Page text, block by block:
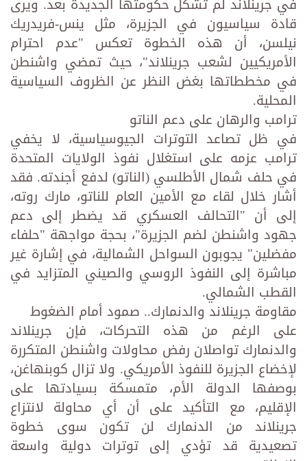
قادة سياسيون في الجزيرة، مثل ينس-فريدريك
نيلسن، أن هذه الخطوة تعكس "عدم احترام
الأمريكيين لشعب جرينلاند"، حيث تمضي واشنطن
في مخططاتها بغض النظر عن الظروف السياسية
المحلية.
ترامب والرهان على دعم الناتو
في ظل تصاعد التوترات الجيوسياسية، لا يخفي
ترامب عزمه على استغلال نفوذ الولايات المتحدة
في حلف شمال الأطلسي (الناتو) لدفع أجندته. فقد
أشار خلال لقاء مع الأمين العام للناتو، مارك روته،
إلى أن "التحالف العسكري قد يضطر إلى دعم
جهود واشنطن لضم الجزيرة"، بحجة مواجهة "حلفاء
مفضلين" يجوبون السواحل الشمالية، في إشارة غير
مباشرة إلى النفوذ الروسي والصيني المتزايد في
القطب الشمالي.
مقاومة جرينلاند والدنمارك.. صمود أمام الضغوط
على الرغم من هذه التحركات، فإن جرينلاند
والدنمارك تواصلان رفض محاولات واشنطن المتكررة
لإخضاع الجزيرة للنفوذ الأمريكي. ولا تزال كوبنهاغن،
بوصفها الدولة الأم، متمسكة بسيادتها على
الإقليم، مع التأكيد على أن أي محاولة لانتزاع
جرينلاند من الدنمارك لن تكون سوى خطوة
تصعيدية قد تؤدي إلى توترات دولية واسعة